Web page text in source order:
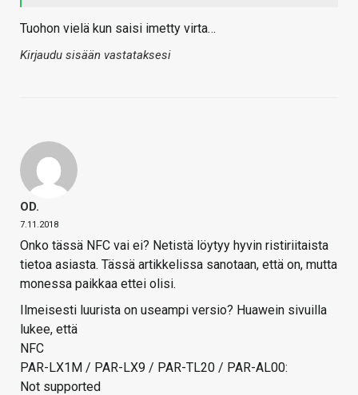
Tuohon vielä kun saisi imetty virta…
Kirjaudu sisään vastataksesi
OD.
7.11.2018
Onko tässä NFC vai ei? Netistä löytyy hyvin ristiriitaista
tietoa asiasta. Tässä artikkelissa sanotaan, että on, mutta
monessa paikkaa ettei olisi.
Ilmeisesti luurista on useampi versio? Huawein sivuilla
lukee, että
NFC
PAR-LX1M / PAR-LX9 / PAR-TL20 / PAR-AL00:
Not supported